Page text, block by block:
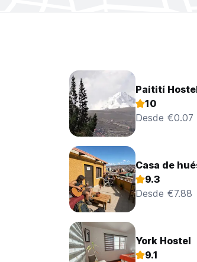
Paitití
10
Desde €0.07
Casa de
9.3
Desde €7.88
York Hostel
9.1